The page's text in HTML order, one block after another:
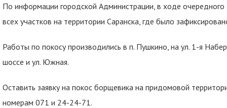
По информации городской Администрации, в ходе
всех участков на территории Саранска, где было
Работы по покосу производились в п. Пушкино, на ул. 1-я
шоссе и ул. Южная.
Оставить заявку на покос борщевика на придомовой
номерам 071 и 24-24-71.